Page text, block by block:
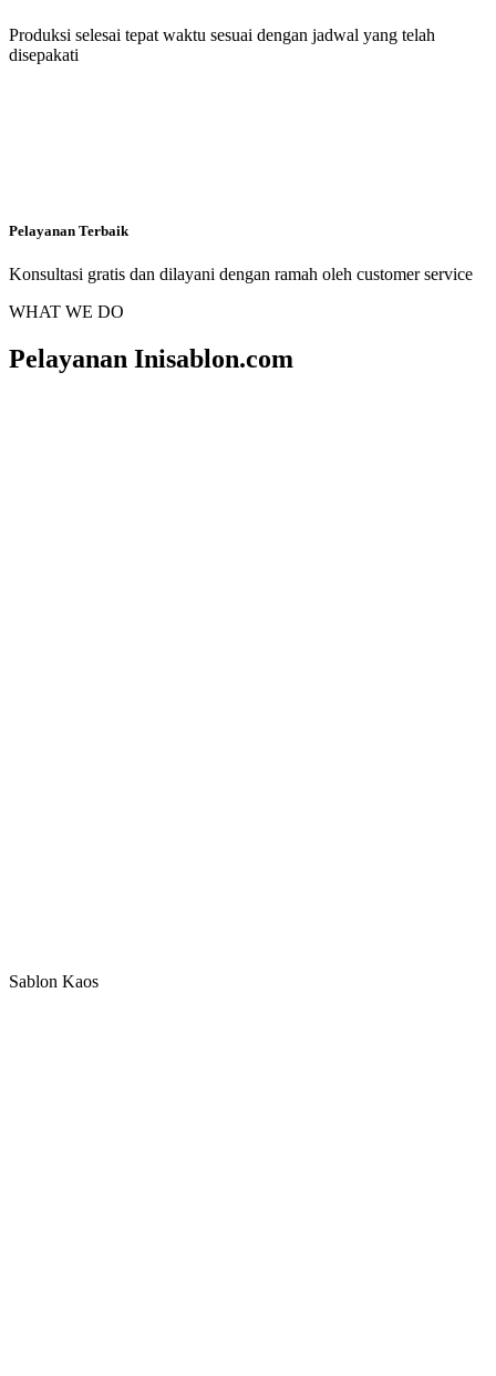
Produksi selesai tepat waktu sesuai dengan jadwal yang telah
disepakati
Pelayanan Terbaik
Konsultasi gratis dan dilayani dengan ramah oleh customer service
WHAT WE DO
Pelayanan Inisablon.com
Sablon Kaos